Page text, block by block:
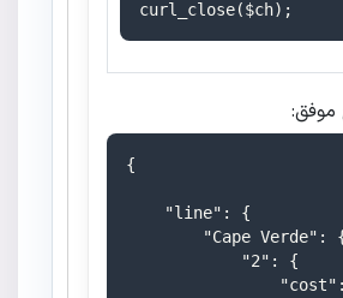
موفق:
{
    "line": {
"Cape Verde":
            "2": {